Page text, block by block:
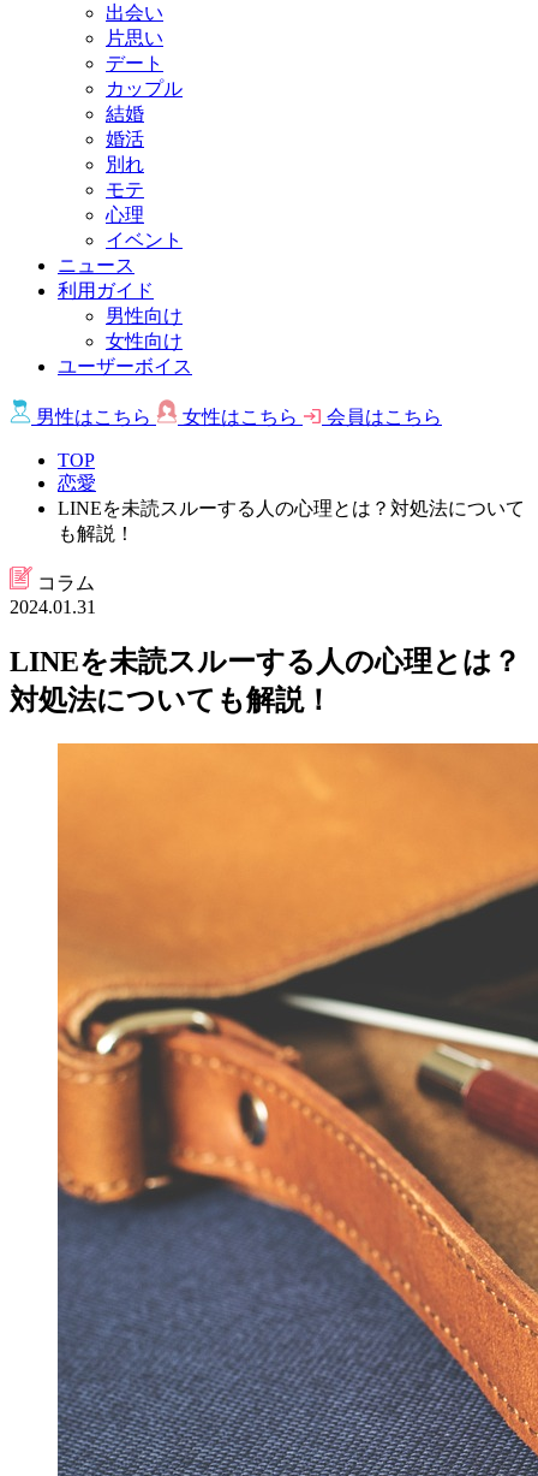
出会い
片思い
デート
カップル
結婚
婚活
別れ
モテ
心理
イベント
ニュース
利用ガイド
男性向け
女性向け
ユーザーボイス
男性はこちら 女性はこちら 会員はこちら
TOP
恋愛
LINEを未読スルーする人の心理とは？対処法について
も解説！
コラム
2024.01.31
LINEを未読スルーする人の心理とは？
対処法についても解説！